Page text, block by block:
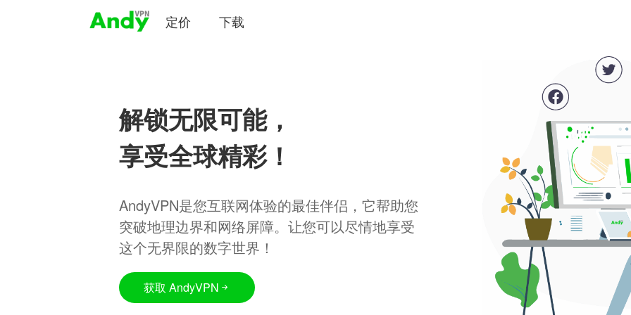
定价 下载
解锁无限可能，
享受全球精彩！
AndyVPN是您互联网体验的最佳伴侣，它帮助您
突破地理边界和网络屏障。让您可以尽情地享受
这个无界限的数字世界！
获取 AndyVPN